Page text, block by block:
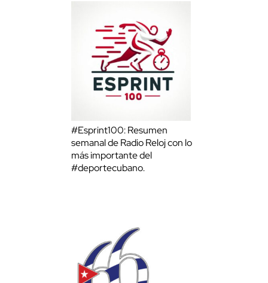
#Esprint100: Resumen
semanal de Radio Reloj con lo
más importante del
#deportecubano.